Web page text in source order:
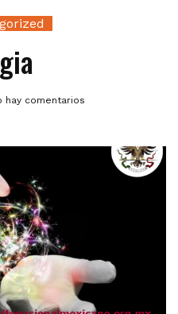
hay comentarios